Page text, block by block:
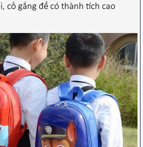
cố gắng để có thành tích cao